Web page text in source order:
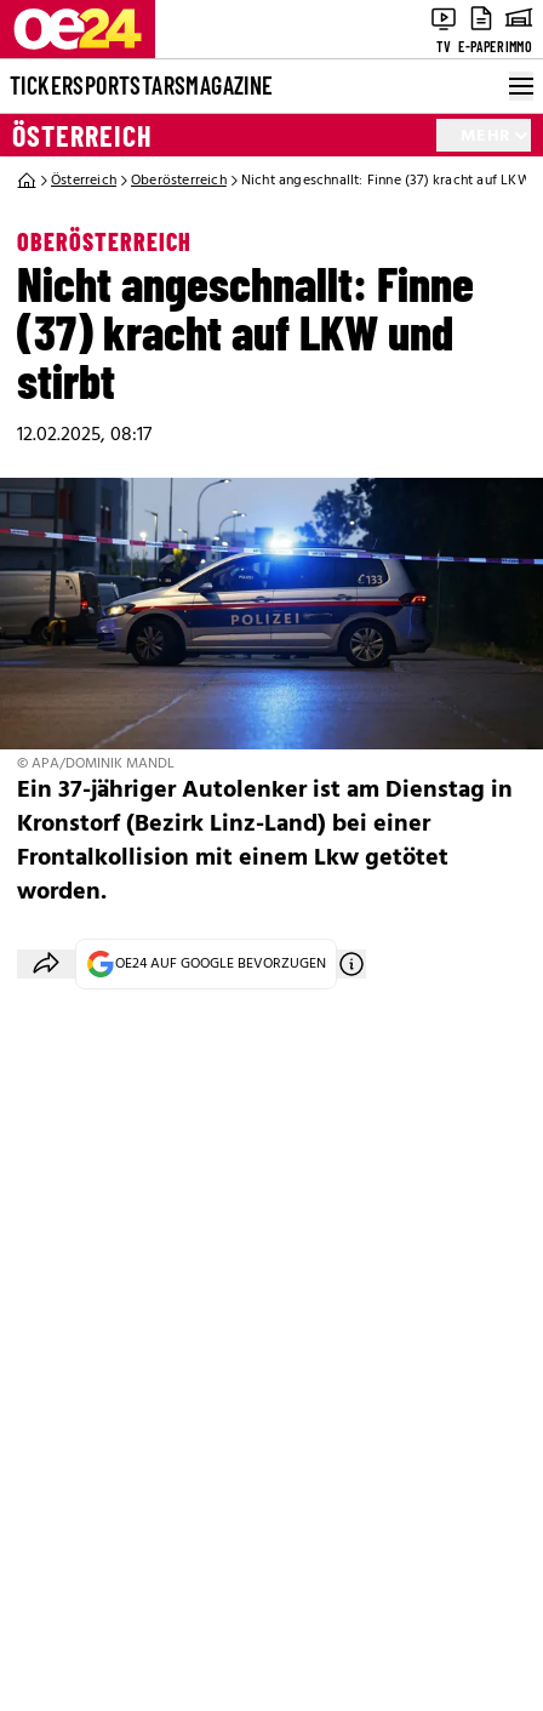
TV E-PAPERIMMO
TICKERSPORTSTARSMAGAZINE
ÖSTERREICH
Österreich Oberösterreich Nicht angeschnallt: Finne (37) kracht auf LKW
OBERÖSTERREICH
Nicht angeschnallt: Finne
(37) kracht auf LKW und
stirbt
12.02.2025, 08:17
© APA/DOMINIK MANDL
Ein 37-jähriger Autolenker ist am Dienstag in
Kronstorf (Bezirk Linz-Land) bei einer
Frontalkollision mit einem Lkw getötet
worden.
OE24 AUF GOOGLE BEVORZUGEN